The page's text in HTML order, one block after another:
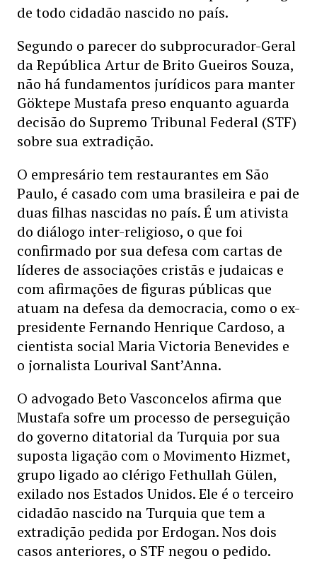
de todo cidadão nascido no país.
Segundo o parecer do subprocurador-Geral
da República Artur de Brito Gueiros Souza,
não há fundamentos jurídicos para manter
Göktepe Mustafa preso enquanto aguarda
decisão do Supremo Tribunal Federal (STF)
sobre sua extradição.
O empresário tem restaurantes em São
Paulo, é casado com uma brasileira e pai de
duas filhas nascidas no país. É um ativista
do diálogo inter-religioso, o que foi
confirmado por sua defesa com cartas de
líderes de associações cristãs e judaicas e
com afirmações de figuras públicas que
atuam na defesa da democracia, como o ex-
presidente Fernando Henrique Cardoso, a
cientista social Maria Victoria Benevides e
o jornalista Lourival Sant’Anna.
O advogado Beto Vasconcelos afirma que
Mustafa sofre um processo de perseguição
do governo ditatorial da Turquia por sua
suposta ligação com o Movimento Hizmet,
grupo ligado ao clérigo Fethullah Gülen,
exilado nos Estados Unidos. Ele é o terceiro
cidadão nascido na Turquia que tem a
extradição pedida por Erdogan. Nos dois
casos anteriores, o STF negou o pedido.